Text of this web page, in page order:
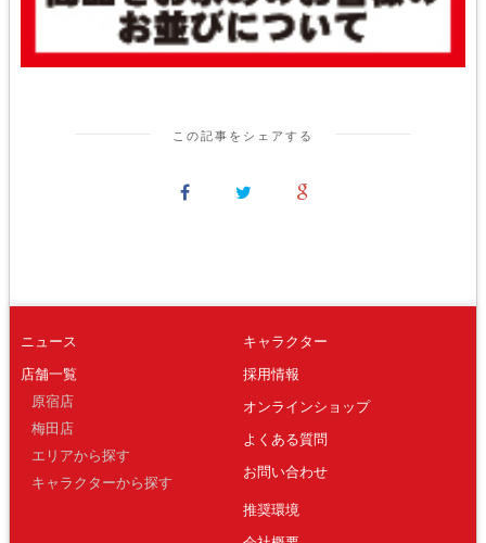
この記事をシェアする
ニュース
店舗一覧
原宿店
梅田店
エリアから探す
キャラクターから探す
キャラクター
採用情報
オンラインショップ
よくある質問
お問い合わせ
推奨環境